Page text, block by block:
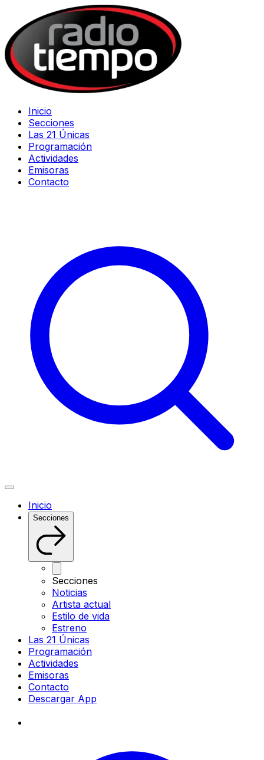
Inicio
Secciones
Las 21 Únicas
Programación
Actividades
Emisoras
Contacto
Inicio
Secciones
Secciones
Noticias
Artista actual
Estilo de vida
Estreno
Las 21 Únicas
Programación
Actividades
Emisoras
Contacto
Descargar App